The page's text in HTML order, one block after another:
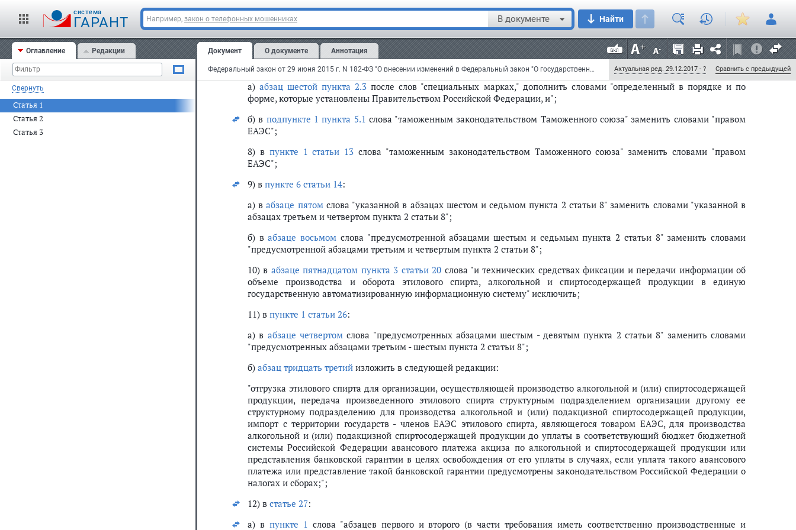
cистема
ГАРАНТ Например, закон о телефонных мошенниках В документе Найти
Оглавление Редакции
Свернуть
Статья 1
Статья 2
Статья 3
Документ О документе Аннотация
Федеральный закон от 29 июня 2015 г. N 182-ФЗ "О внесении изменений в Федеральный закон "О государственном регулировании производства и оборота этилового спирта, алкогольной и спиртосодержащей продукции и об ограничении потребления (распития) алкогольной продукции" (с изменениями и дополнениями) Актуальная ред. 29.12.2017 - ? Сравнить с предыдущей
наименованием места происхождения осуществляется организациями (за исключением сельскохозяйственных
товаропроизводителей) из винограда, выращенного на виноградниках, принадлежащих этим организациям на праве
собственности, аренды или на ином законном основании, либо из винограда, выращенного на виноградниках,
которые принадлежат другим лицам и сведения о которых внесены в реестр виноградных насаждений.";
7) встатье 12:
а)абзац шестой пункта 2.3 после слов "специальных марках," дополнить словами "определенный в порядке и по
форме, которые установлены Правительством Российской Федерации, и";
б) в подпункте 1 пункта 5.1 слова "таможенным законодательством Таможенного союза" заменить словами "правом
ЕАЭС";
8) в пункте 1 статьи 13 слова "таможенным законодательством Таможенного союза" заменить словами "правом
ЕАЭС";
9) в пункте 6 статьи 14:
а) вабзаце пятомслова "указанной в абзацах шестом и седьмом пункта 2 статьи 8" заменить словами "указанной в
абзацах третьем и четвертом пункта 2 статьи 8";
б) вабзаце восьмом слова "предусмотренной абзацами шестым и седьмым пункта 2 статьи 8" заменить словами
"предусмотренной абзацами третьим и четвертым пункта 2 статьи 8";
10) в абзаце пятнадцатом пункта 3 статьи 20 слова "и технических средствах фиксации и передачи информации об
объеме производства и оборота этилового спирта, алкогольной и спиртосодержащей продукции в единую
государственную автоматизированную информационную систему" исключить;
11) в пункте 1 статьи 26:
а) в абзаце четвертом слова "предусмотренных абзацами шестым - девятым пункта 2 статьи 8" заменить словами
"предусмотренных абзацами третьим - шестым пункта 2 статьи 8";
б) абзац тридцать третий изложить в следующей редакции:
"отгрузка этилового спирта для организации, осуществляющей производство алкогольной и (или) спиртосодержащей
продукции, передача произведенного этилового спирта структурным подразделением организации другому ее
структурному подразделению для производства алкогольной и (или) подакцизной спиртосодержащей продукции,
импорт с территории государств - членов ЕАЭС этилового спирта, являющегося товаром ЕАЭС, для производства
алкогольной и (или) подакцизной спиртосодержащей продукции до уплаты в соответствующий бюджет бюджетной
системы Российской Федерации авансового платежа акциза по алкогольной и спиртосодержащей продукции или
представления банковской гарантии в целях освобождения от его уплаты в случаях, если уплата такого авансового
платежа или представление такой банковской гарантии предусмотрены законодательством Российской Федерации о
налогах и сборах;";
12) в статье 27:
а) в пункте 1 слова "абзацев первого и второго (в части требования иметь соответственно производственные и